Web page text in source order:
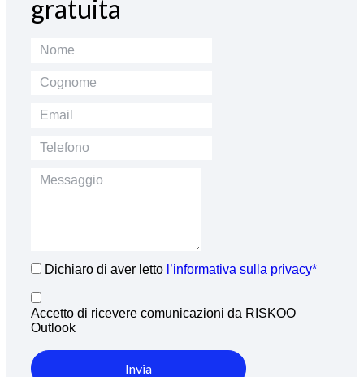
gratuita
Dichiaro di aver letto l’informativa sulla privacy*
Accetto di ricevere comunicazioni da RISKOO
Outlook
Invia